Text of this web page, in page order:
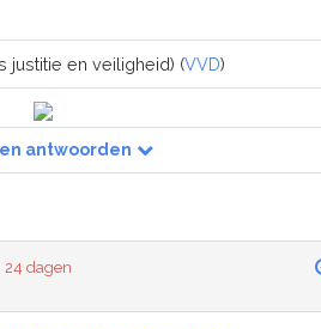
justitie en veiligheid) (VVD)
antwoorden
24 dagen